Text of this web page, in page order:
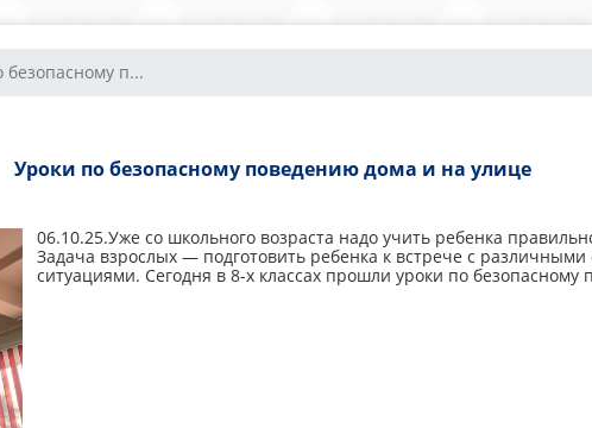
безопасному п...
Уроки по безопасному поведению дома и на улице
06.10.25.Уже со школьного возраста надо учить ребенка
Задача взрослых — подготовить ребенка к встрече с
ситуациями. Сегодня в 8-х классах прошли уроки по